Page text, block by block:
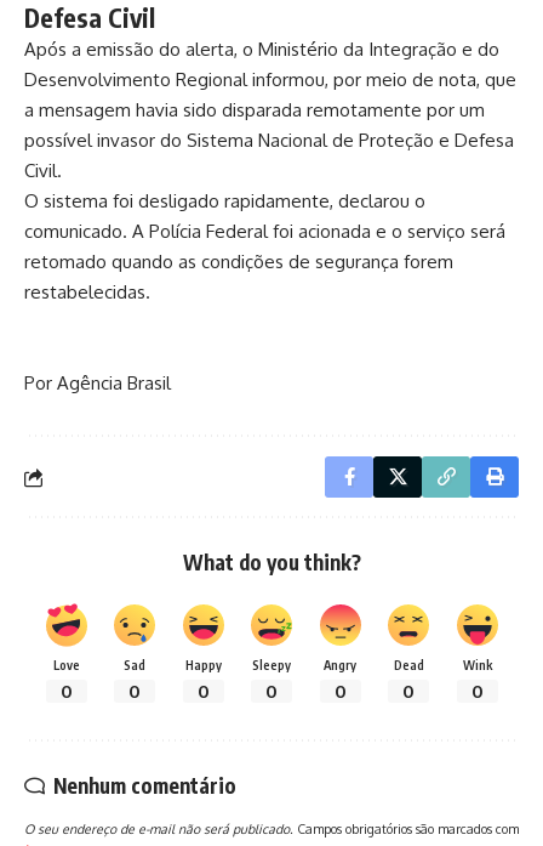
Defesa Civil
Após a emissão do alerta, o Ministério da Integração e do
Desenvolvimento Regional informou, por meio de nota, que
a mensagem havia sido disparada remotamente por um
possível invasor do Sistema Nacional de Proteção e Defesa
Civil.
O sistema foi desligado rapidamente, declarou o
comunicado. A Polícia Federal foi acionada e o serviço será
retomado quando as condições de segurança forem
restabelecidas.
Por Agência Brasil
What do you think?
Love
0
Sad
0
Happy
0
Sleepy
0
Angry
0
Dead
0
Wink
0
Nenhum comentário
O seu endereço de e-mail não será publicado. Campos obrigatórios são marcados com